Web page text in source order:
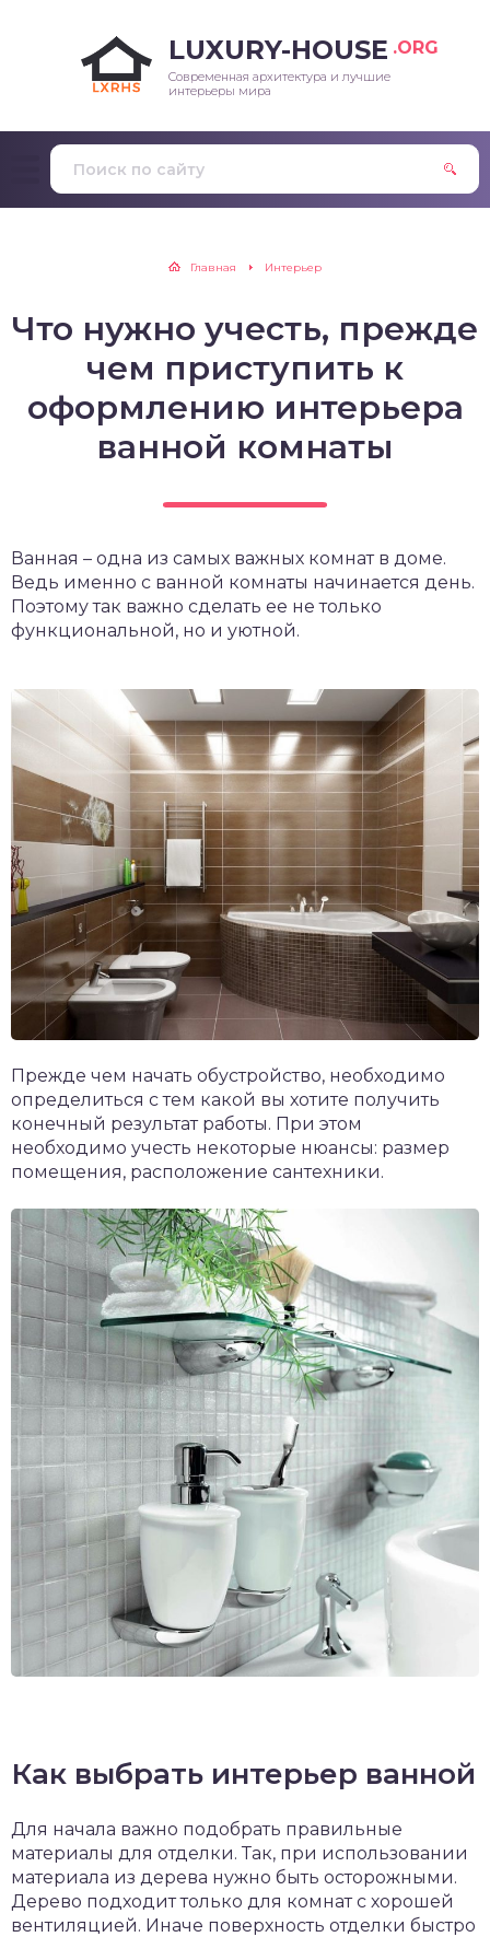
LUXURY-HOUSE .ORG
Современная архитектура и лучшие
интерьеры мира
Главная Интерьер
Что нужно учесть, прежде
чем приступить к
оформлению интерьера
ванной комнаты
Ванная – одна из самых важных комнат в доме.
Ведь именно с ванной комнаты начинается день.
Поэтому так важно сделать ее не только
функциональной, но и уютной.
Прежде чем начать обустройство, необходимо
определиться с тем какой вы хотите получить
конечный результат работы. При этом
необходимо учесть некоторые нюансы: размер
помещения, расположение сантехники.
Как выбрать интерьер ванной
Для начала важно подобрать правильные
материалы для отделки. Так, при использовании
материала из дерева нужно быть осторожными.
Дерево подходит только для комнат с хорошей
вентиляцией. Иначе поверхность отделки быстро